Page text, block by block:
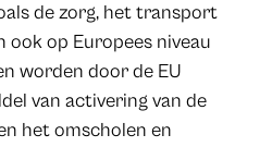
de zorg, het transport
ook op Europees niveau
worden door de EU
van activering van de
het omscholen en